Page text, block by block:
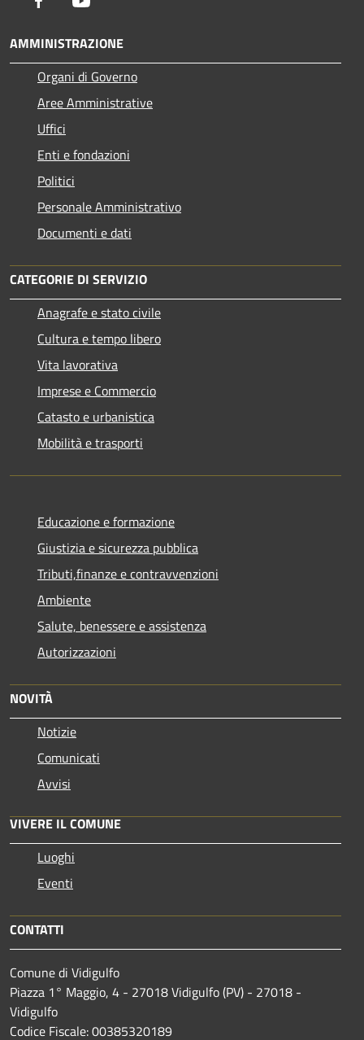
AMMINISTRAZIONE
Organi di Governo
Aree Amministrative
Uffici
Enti e fondazioni
Politici
Personale Amministrativo
Documenti e dati
CATEGORIE DI SERVIZIO
Anagrafe e stato civile
Cultura e tempo libero
Vita lavorativa
Imprese e Commercio
Catasto e urbanistica
Mobilità e trasporti
Educazione e formazione
Giustizia e sicurezza pubblica
Tributi,finanze e contravvenzioni
Ambiente
Salute, benessere e assistenza
Autorizzazioni
NOVITÀ
Notizie
Comunicati
Avvisi
VIVERE IL COMUNE
Luoghi
Eventi
CONTATTI
Comune di Vidigulfo
Piazza 1° Maggio, 4 - 27018 Vidigulfo (PV) - 27018 -
Vidigulfo
Codice Fiscale: 00385320189